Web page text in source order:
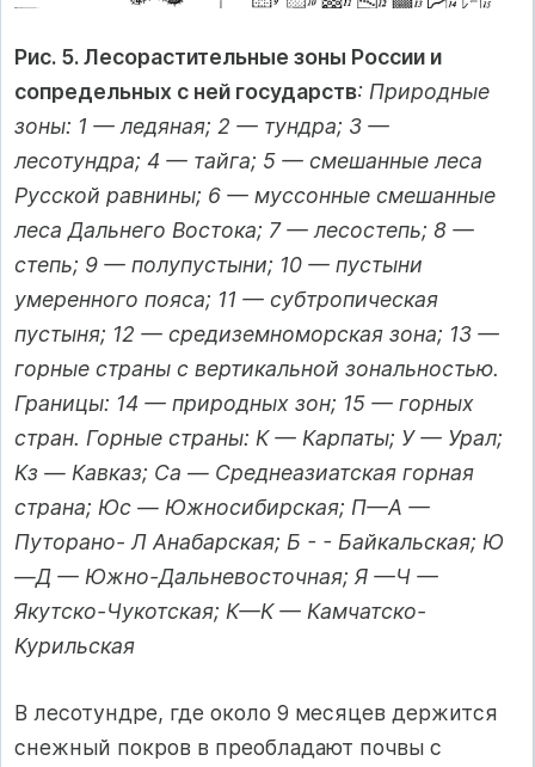
Рис. 5. Лесорастительные зоны России и
сопредельных с ней государств: Природные
зоны: 1 — ледяная; 2 — тундра; 3 —
лесотундра; 4 — тайга; 5 — смешанные леса
Русской равнины; 6 — муссонные смешанные
леса Дальнего Востока; 7 — лесостепь; 8 —
степь; 9 — полупустыни; 10 — пустыни
умеренного пояса; 11 — субтропическая
пустыня; 12 — средиземноморская зона; 13 —
горные страны с вертикальной зональностью.
Границы: 14 — природных зон; 15 — горных
стран. Горные страны: К — Карпаты; У — Урал;
Кз — Кавказ; Са — Среднеазиатская горная
страна; Юс — Южносибирская; П—А —
Путорано- Л Анабарская; Б - - Байкальская; Ю
—Д — Южно-Дальневосточная; Я —Ч —
Якутско-Чукотская; К—К — Камчатско-
Курильская
В лесотундре, где около 9 месяцев держится
снежный покров в преобладают почвы с